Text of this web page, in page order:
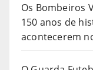
Os Bombeiros
150 anos de
acontecerem